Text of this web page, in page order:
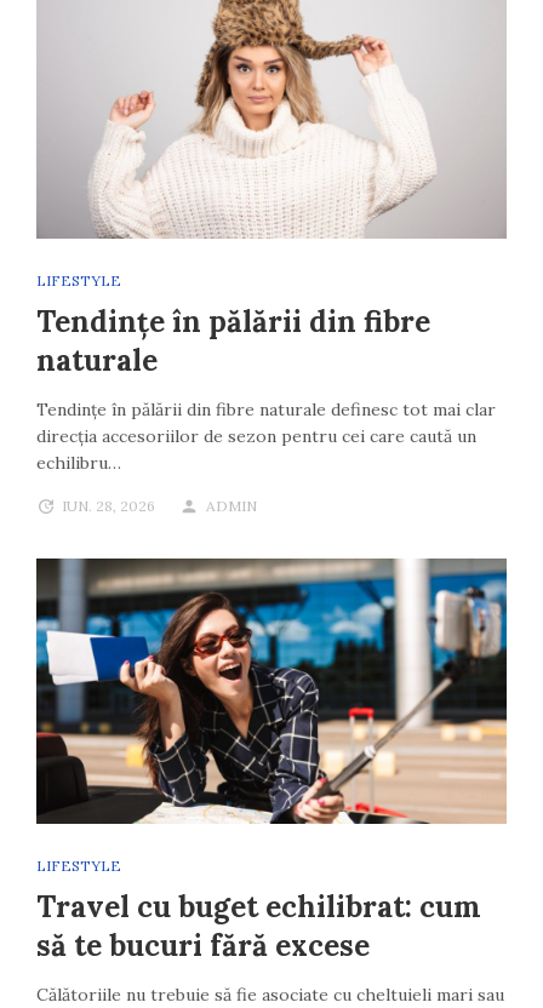
LIFESTYLE
Tendințe în pălării din fibre
naturale
Tendințe în pălării din fibre naturale definesc tot mai clar
direcția accesoriilor de sezon pentru cei care caută un
echilibru…
IUN. 28, 2026 ADMIN
LIFESTYLE
Travel cu buget echilibrat: cum
să te bucuri fără excese
Călătoriile nu trebuie să fie asociate cu cheltuieli mari sau